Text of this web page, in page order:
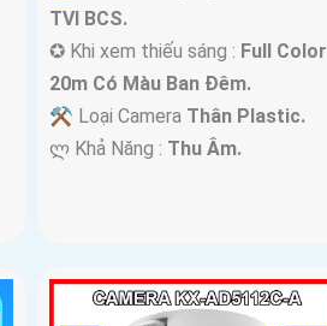
TVI BCS.
✪ Khi xem thiếu sáng : Full Color
20m Có Màu Ban Ðêm.
⚒ Loại Camera Thân Plastic.
️ლ Khả Năng : Thu Âm.